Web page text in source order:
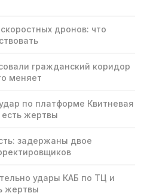
дронов: что
гражданский коридор
меняет
по платформе Квитневая
жертвы
задержаны двое
удары КАБ по ТЦ и
жертвы